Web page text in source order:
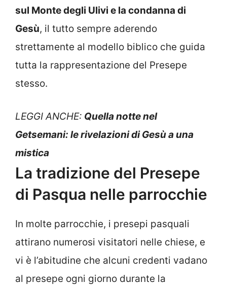
sul Monte degli Ulivi e la condanna di
Gesù, il tutto sempre aderendo
strettamente al modello biblico che guida
tutta la rappresentazione del Presepe
stesso.
LEGGI ANCHE: Quella notte nel
Getsemani: le rivelazioni di Gesù a una
mistica
La tradizione del Presepe
di Pasqua nelle parrocchie
In molte parrocchie, i presepi pasquali
attirano numerosi visitatori nelle chiese, e
vi è l’abitudine che alcuni credenti vadano
al presepe ogni giorno durante la